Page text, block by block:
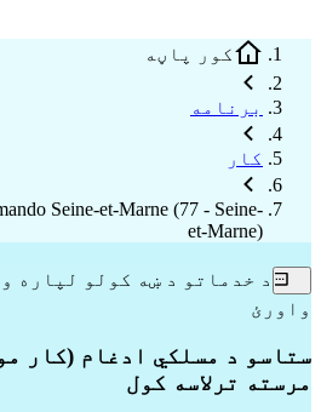
کور پاڼه
برنامه
کار
Seine-et-Marne (77 - Seine-
et-Marne)
د خدماتو د ښه کولو لپاره
واورئ
ستاسو د مسلکي ادغام (کار
مرسته ترلاسه کول